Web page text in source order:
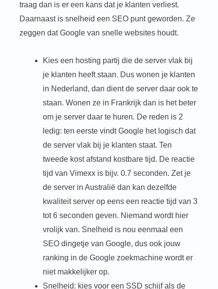
traag dan is er een kans dat je klanten verliest.
Daarnaast is snelheid een SEO punt geworden. Ze
zeggen dat Google van snelle websites houdt.
Kies een hosting partij die de server vlak bij
je klanten heeft staan. Dus wonen je klanten
in Nederland, dan dient de server daar ook te
staan. Wonen ze in Frankrijk dan is het beter
om je server daar te huren. De reden is 2
ledig: ten eerste vindt Google het logisch dat
de server vlak bij je klanten staat. Ten
tweede kost afstand kostbare tijd. De reactie
tijd van Vimexx is bijv. 0.7 seconden. Zet je
de server in Australië dan kan dezelfde
kwaliteit server op eens een reactie tijd van 3
tot 6 seconden geven. Niemand wordt hier
vrolijk van. Snelheid is nou eenmaal een
SEO dingetje van Google, dus ook jouw
ranking in de Google zoekmachine wordt er
niet makkelijker op.
Snelheid: kies voor een SSD schijf als de